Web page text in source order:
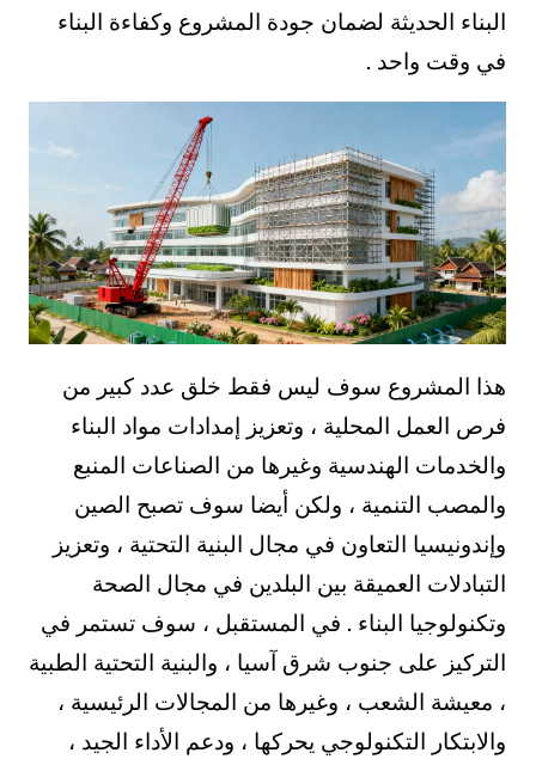
البناء الحديثة لضمان جودة المشروع وكفاءة البناء
في وقت واحد .
هذا المشروع سوف ليس فقط خلق عدد كبير من
فرص العمل المحلية ، وتعزيز إمدادات مواد البناء
والخدمات الهندسية وغيرها من الصناعات المنبع
والمصب التنمية ، ولكن أيضا سوف تصبح الصين
وإندونيسيا التعاون في مجال البنية التحتية ، وتعزيز
التبادلات العميقة بين البلدين في مجال الصحة
وتكنولوجيا البناء . في المستقبل ، سوف تستمر في
التركيز على جنوب شرق آسيا ، والبنية التحتية الطبية
، معيشة الشعب ، وغيرها من المجالات الرئيسية ،
والابتكار التكنولوجي يحركها ، ودعم الأداء الجيد ،